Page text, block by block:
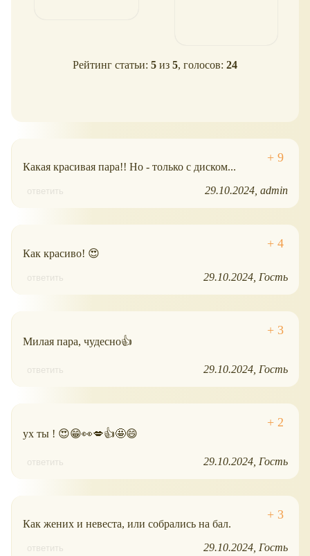
Рейтинг статьи: 5 из 5, голосов: 24
Какая красивая пара!! Но - только с диском...
ответить 29.10.2024 admin
Как красиво! 😍
ответить 29.10.2024 Гость
Милая пара, чудесно👍
ответить 29.10.2024 Гость
ух ты ! 😍😁👀💋👍🤩😄
ответить 29.10.2024 Гость
Как жених и невеста, или собрались на бал.
ответить 29.10.2024 Гость